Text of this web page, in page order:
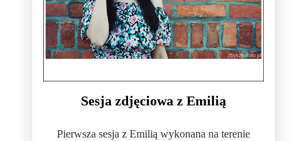
Sesja zdjęciowa z Emilią
Pierwsza sesja z Emilią wykonana na terenie